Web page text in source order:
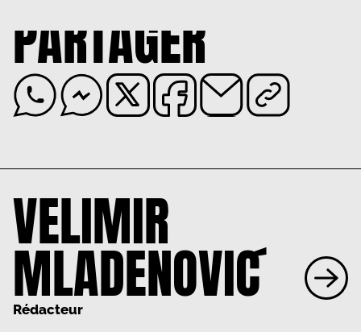
PARTAGER
VELIMIR
MLADENOVIĆ
Rédacteur